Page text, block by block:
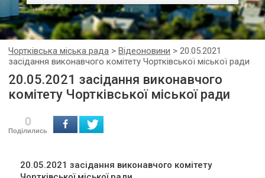
Чортківська міська рада >Відеоновини >20.05.2021
засідання виконавчого комітету Чортківської міської ради
20.05.2021 засідання виконавчого
комітету Чортківської міської ради
0
Поділились
20.05.2021 засідання виконавчого комітету